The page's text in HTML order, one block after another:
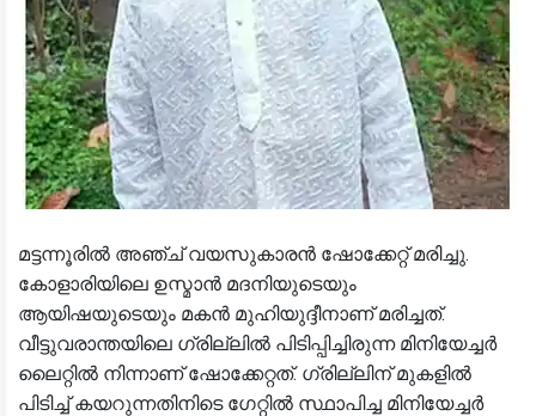
മട്ടന്നൂരിൽ അഞ്ച് വയസുകാരൻ ഷോക്കേറ്റ് മരിച്ചു.
കോളാരിയിലെ ഉസ്മാൻ മദനിയുടെയും
ആയിഷയുടെയും മകൻ മുഹിയുദ്ദീനാണ് മരിച്ചത്.
വീട്ടുവരാന്തയിലെ ഗ്രില്ലിൽ പിടിപ്പിച്ചിരുന്ന മിനിയേച്ചർ
ലൈറ്റിൽ നിന്നാണ് ഷോക്കേറ്റത്. ഗ്രില്ലിന് മുകളിൽ
പിടിച്ച് കയറുന്നതിനിടെ ഗേറ്റിൽ സ്ഥാപിച്ച മിനിയേച്ചർ